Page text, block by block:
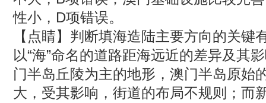
性小，D项错误。
【点睛】判断填海造陆主要方向的关键
以“海”命名的道路距海远近的差异及其
门半岛丘陵为主的地形，澳门半岛原始
大，受其影响，街道的布局不规则；而